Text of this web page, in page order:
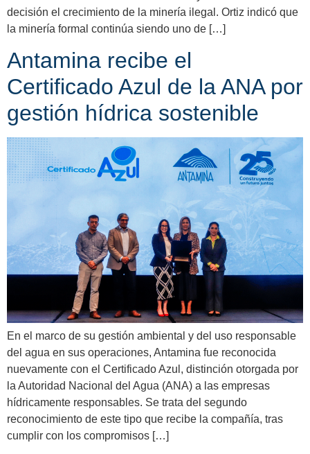
decisión el crecimiento de la minería ilegal. Ortiz indicó que
la minería formal continúa siendo uno de […]
Antamina recibe el
Certificado Azul de la ANA por
gestión hídrica sostenible
En el marco de su gestión ambiental y del uso responsable
del agua en sus operaciones, Antamina fue reconocida
nuevamente con el Certificado Azul, distinción otorgada por
la Autoridad Nacional del Agua (ANA) a las empresas
hídricamente responsables. Se trata del segundo
reconocimiento de este tipo que recibe la compañía, tras
cumplir con los compromisos […]